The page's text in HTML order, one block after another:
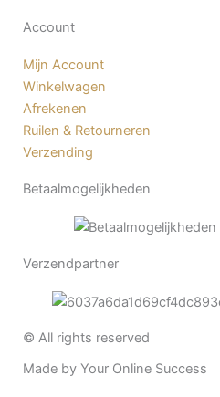
Account
Mijn Account
Winkelwagen
Afrekenen
Ruilen & Retourneren
Verzending
Betaalmogelijkheden
Verzendpartner
© All rights reserved
Made by Your Online Success